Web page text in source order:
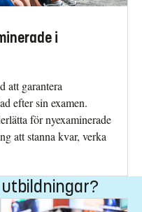
i
att garantera
efter sin examen.
för nyexaminerade
att stanna kvar, verka
utbildningar?